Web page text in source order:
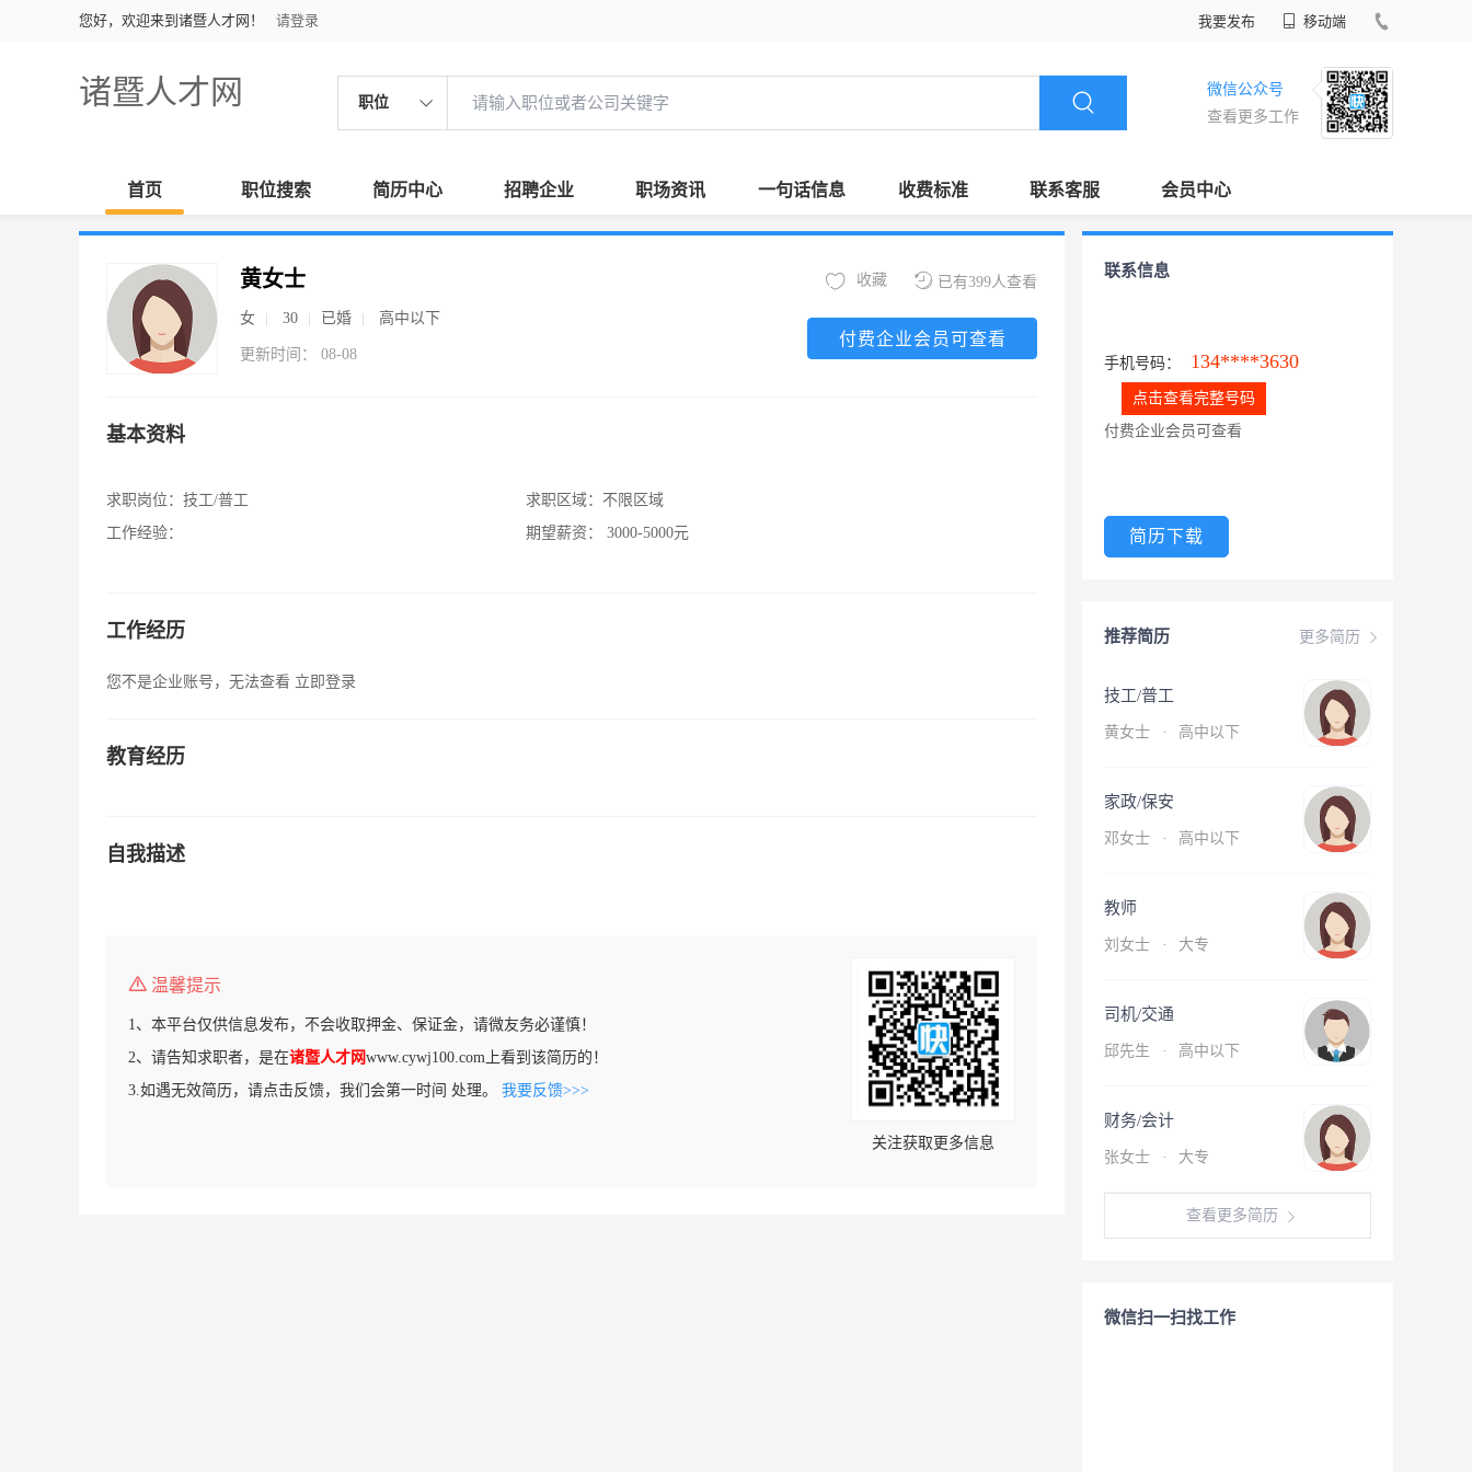
您好，欢迎来到诸暨人才网！ 请登录 我要发布 移动端
诸暨人才网 职位
微信公众号
查看更多工作
首页 职位搜索 简历中心 招聘企业 职场资讯 一句话信息 收费标准 联系客服 会员中心
黄女士
女 30 已婚 高中以下
更新时间： 08-08
已有399人查看
收藏
付费企业会员可查看
基本资料
求职岗位： 技工/普工
工作经验：
求职区域： 不限区域
期望薪资：
3000-5000元
工作经历
您不是企业账号，无法查看 立即登录
教育经历
自我描述
温馨提示
1、本平台仅供信息发布，不会收取押金、保证金，请微友务必谨慎！
2、请告知求职者，是在诸暨人才网www.cywj100.com上看到该简历的！
3.如遇无效简历，请点击反馈，我们会第一时间 处理。 我要反馈>>>
关注获取更多信息
联系信息
手机号码： 134****3630
点击查看完整号码
付费企业会员可查看
简历下载
更多简历
推荐简历
技工/普工
黄女士 · 高中以下
家政/保安
邓女士 · 高中以下
教师
刘女士 · 大专
司机/交通
邱先生 · 高中以下
财务/会计
张女士 · 大专
查看更多简历
微信扫一扫找工作